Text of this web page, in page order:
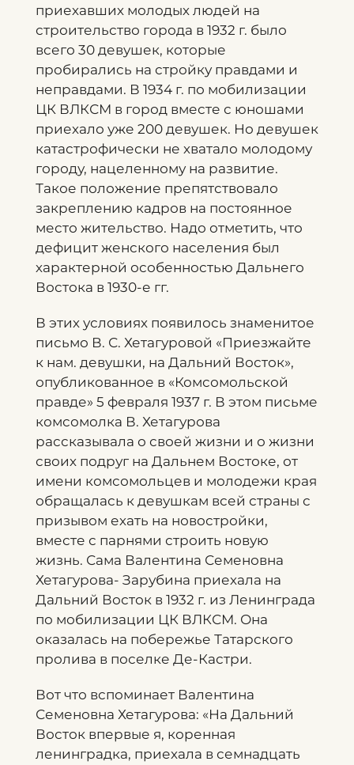
приехавших молодых людей на
строительство города в 1932 г. было
всего 30 девушек, которые
пробирались на стройку правдами и
неправдами. В 1934 г. по мобилизации
ЦК ВЛКСМ в город вместе с юношами
приехало уже 200 девушек. Но девушек
катастрофически не хватало молодому
городу, нацеленному на развитие.
Такое положение препятствовало
закреплению кадров на постоянное
место жительство. Надо отметить, что
дефицит женского населения был
характерной особенностью Дальнего
Востока в 1930-е гг.
В этих условиях появилось знаменитое
письмо В. С. Хетагуровой «Приезжайте
к нам. девушки, на Дальний Восток»,
опубликованное в «Комсомольской
правде» 5 февраля 1937 г. В этом письме
комсомолка В. Хетагурова
рассказывала о своей жизни и о жизни
своих подруг на Дальнем Востоке, от
имени комсомольцев и молодежи края
обращалась к девушкам всей страны с
призывом ехать на новостройки,
вместе с парнями строить новую
жизнь. Сама Валентина Семеновна
Хетагурова- Зарубина приехала на
Дальний Восток в 1932 г. из Ленинграда
по мобилизации ЦК ВЛКСМ. Она
оказалась на побережье Татарского
пролива в поселке Де-Кастри.
Вот что вспоминает Валентина
Семеновна Хетагурова: «На Дальний
Восток впервые я, коренная
ленинградка, приехала в семнадцать